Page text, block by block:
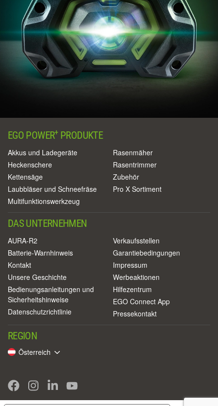
EGO POWER+PRODUKTE
Akkus und Ladegeräte
Heckenschere
Kettensäge
Laubbläser und Schneefräse
Multifunktionswerkzeug
Rasenmäher
Rasentrimmer
Zubehör
Pro X Sortiment
DAS UNTERNEHMEN
AURA-R2
Batterie-Warnhinweis
Kontakt
Unsere Geschichte
Bedienungsanleitungen und
Sicherheitshinweise
Datenschutzrichtlinie
Verkaufsstellen
Garantiebedingungen
Impressum
Werbeaktionen
Hilfezentrum
EGO Connect App
Pressekontakt
REGION
Österreich